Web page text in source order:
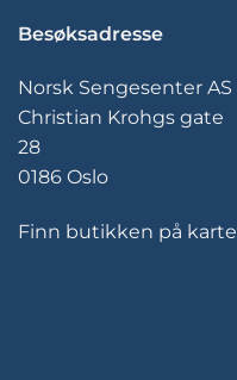
Besøksadresse
Norsk Sengesenter AS
Christian Krohgs gate
28
0186 Oslo
Finn butikken på